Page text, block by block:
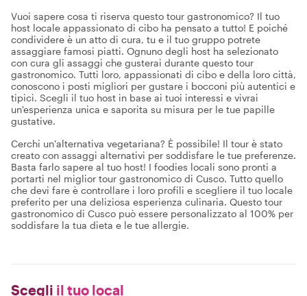
Vuoi sapere cosa ti riserva questo tour gastronomico? Il tuo
host locale appassionato di cibo ha pensato a tutto! E poiché
condividere è un atto di cura, tu e il tuo gruppo potrete
assaggiare famosi piatti. Ognuno degli host ha selezionato
con cura gli assaggi che gusterai durante questo tour
gastronomico. Tutti loro, appassionati di cibo e della loro città,
conoscono i posti migliori per gustare i bocconi più autentici e
tipici. Scegli il tuo host in base ai tuoi interessi e vivrai
un'esperienza unica e saporita su misura per le tue papille
gustative.
Cerchi un'alternativa vegetariana? È possibile! Il tour è stato
creato con assaggi alternativi per soddisfare le tue preferenze.
Basta farlo sapere al tuo host! I foodies locali sono pronti a
portarti nel miglior tour gastronomico di Cusco. Tutto quello
che devi fare è controllare i loro profili e scegliere il tuo locale
preferito per una deliziosa esperienza culinaria. Questo tour
gastronomico di Cusco può essere personalizzato al 100% per
soddisfare la tua dieta e le tue allergie.
Scegli il tuo local